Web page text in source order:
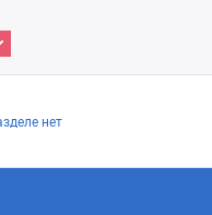
нет